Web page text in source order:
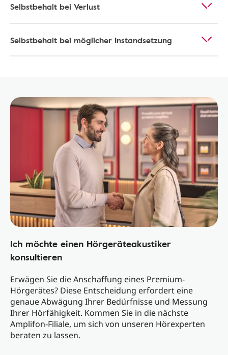
Selbstbehalt bei Verlust
Selbstbehalt bei möglicher Instandsetzung
Ich möchte einen Hörgeräteakustiker
konsultieren
Erwägen Sie die Anschaffung eines Premium-
Hörgerätes? Diese Entscheidung erfordert eine
genaue Abwägung Ihrer Bedürfnisse und Messung
Ihrer Hörfähigkeit. Kommen Sie in die nächste
Amplifon-Filiale, um sich von unseren Hörexperten
beraten zu lassen.